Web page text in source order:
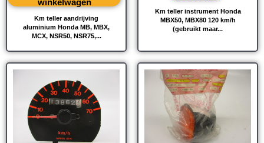
Km teller aandrijving
aluminium Honda MB, MBX,
MCX, NSR50, NSR75,...
Km teller instrument Honda
MBX50, MBX80 120 km/h
(gebruikt maar...